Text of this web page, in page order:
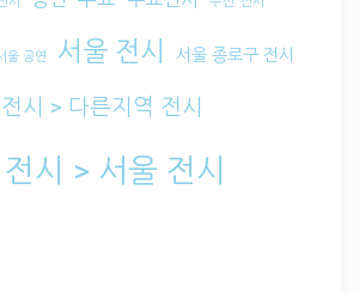
울 공연 서울 전시 서울 종로구 전시
전시 > 다른지역 전시
전시 > 서울 전시